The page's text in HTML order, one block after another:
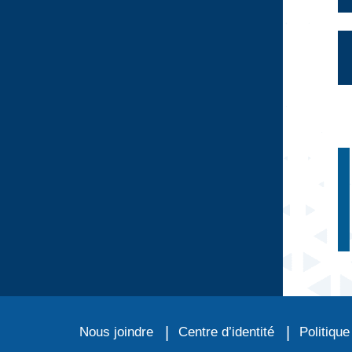
Nous joindre Centre d’identité